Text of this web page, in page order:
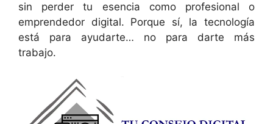
sin perder tu esencia como profesional o
emprendedor digital. Porque sí, la tecnología
está para ayudarte… no para darte más
trabajo.